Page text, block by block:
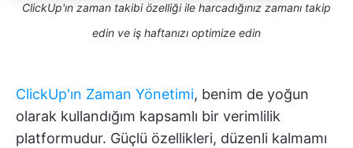
ClickUp'ın zaman takibi özelliği ile harcadığınız zamanı takip
edin ve iş haftanızı optimize edin
ClickUp'ın Zaman Yönetimi, benim de yoğun
olarak kullandığım kapsamlı bir verimlilik
platformudur. Güçlü özellikleri, düzenli kalmamı